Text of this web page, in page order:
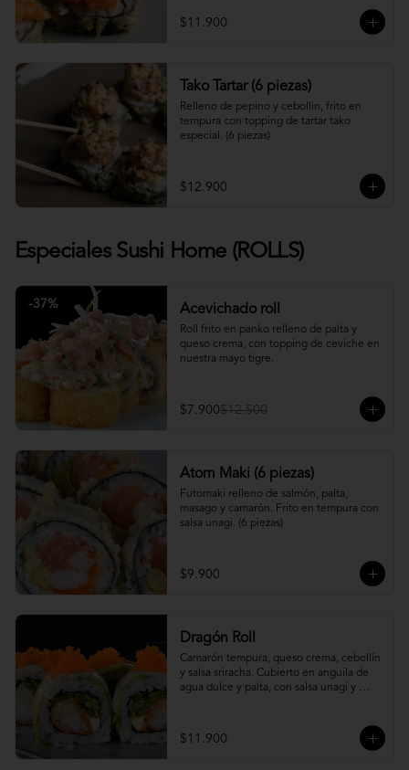
$11.900
Tako Tartar (6 piezas)
Relleno de pepino y cebollin, frito en
tempura con topping de tartar tako
especial. (6 piezas)
$12.900
Especiales Sushi Home (ROLLS)
-37% Acevichado roll
Roll frito en panko relleno de palta y
queso crema, con topping de ceviche en
nuestra mayo tigre.
$7.900$12.500
Atom Maki (6 piezas)
Futomaki relleno de salmón, palta,
masago y camarón. Frito en tempura con
salsa unagi. (6 piezas)
$9.900
Dragón Roll
Camarón tempura, queso crema, cebollín
y salsa sriracha. Cubierto en anguila de
agua dulce y palta, con salsa unagi y
$11.900